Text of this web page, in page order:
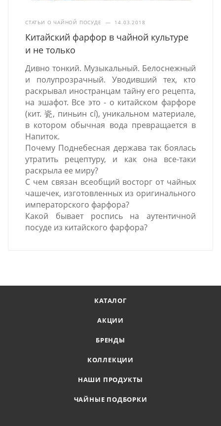
СТАТЬИ О ЧАЙНОЙ ПОСУДЕ — 14.03.2018
Китайский фарфор в чайной культуре
и не только
Дивно тонкий. Музыкальный. Белоснежный
и полупрозрачный. Уводивший тех, кто
раскрывал иностранцам тайну его рецепта,
на эшафот. Все это - о китайском фарфоре
(кит. 瓷, пиньин cí), уникальном материале,
в котором обычная вода превращается в
Напиток.
Почему Поднебесная держава так боялась
утратить рецептуру, и как она все-таки
раскрыла ее миру?
С чем связан всеобщий восторг от чайных
чашечек, изготовленных из оригинального
императорского фарфора?
Какой бывает роспись на аутентичной
посуде из китайского фарфора?
КАТАЛОГ
АКЦИИ
БРЕНДЫ
КОЛЛЕКЦИИ
НАШИ ПРОДУКТЫ
ЧАЙНЫЕ ПОДБОРКИ